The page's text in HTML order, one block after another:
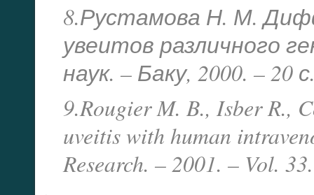
8.Рустамова Н. М.
увеитов различного
наук. – Баку, 2000. – 20
9.Rougier M. B., Isber R.,
uveitis with human
Research. – 2001. – Vol.